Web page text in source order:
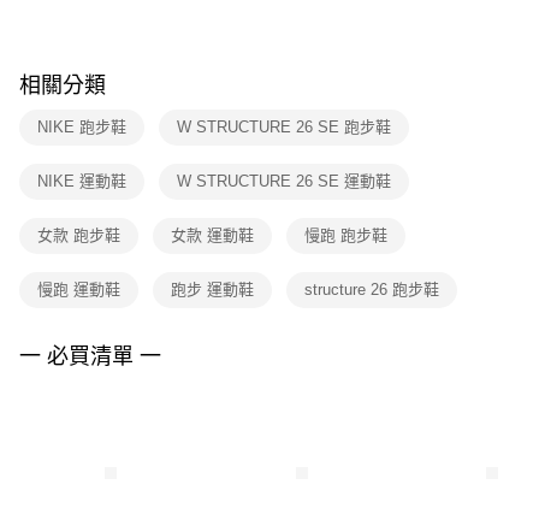
※ 交易是否成功請以「AFTEE先享後付 」之結帳頁面顯示為準，若有關於
是否繳費成功／繳費後需取消欲退款等相關疑問，請聯繫「AFTEE先享後付
客戶支援中心」
https://netprotections.freshdesk.com/support/home
１．透過由恩沛科技股份有限公司提供之「AFTEE先享後付」服務完成之交
權轉讓予恩沛科技股份有限公司。
３．未成年的使用者請事先徵得法定代理人或監護人之同意方可使用
４．使用「AFTEE先享後付」時，將依據個別帳號之用戶狀況，依本公司即
相關分類
NIKE 跑步鞋 W STRUCTURE 26 SE 跑步鞋
NIKE 運動鞋 W STRUCTURE 26 SE 運動鞋
女款 跑步鞋 女款 運動鞋 慢跑 跑步鞋
慢跑 運動鞋 跑步 運動鞋 structure 26 跑步鞋
一 必買清單 一